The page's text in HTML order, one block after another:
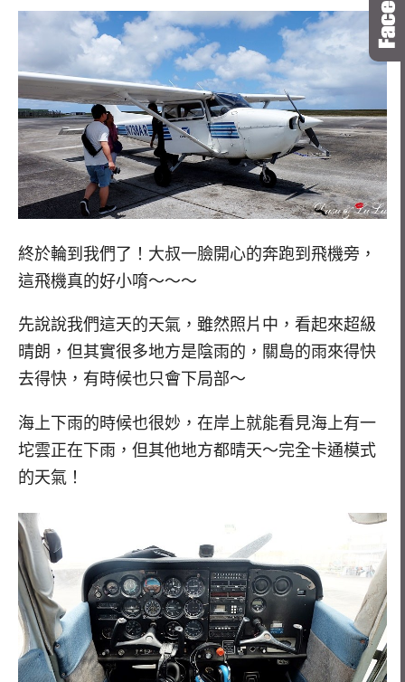
終於輪到我們了！大叔一臉開心的奔跑到飛機旁，
這飛機真的好小唷～～～
先說說我們這天的天氣，雖然照片中，看起來超級
晴朗，但其實很多地方是陰雨的，關島的雨來得快
去得快，有時候也只會下局部～
海上下雨的時候也很妙，在岸上就能看見海上有一
坨雲正在下雨，但其他地方都晴天～完全卡通模式
的天氣！